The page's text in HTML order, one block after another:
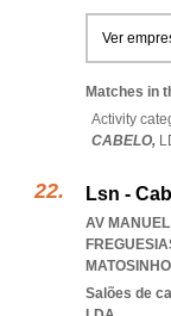
Ver
Matches in
Activity
CABELO,
Lsn -
AV
Salões de